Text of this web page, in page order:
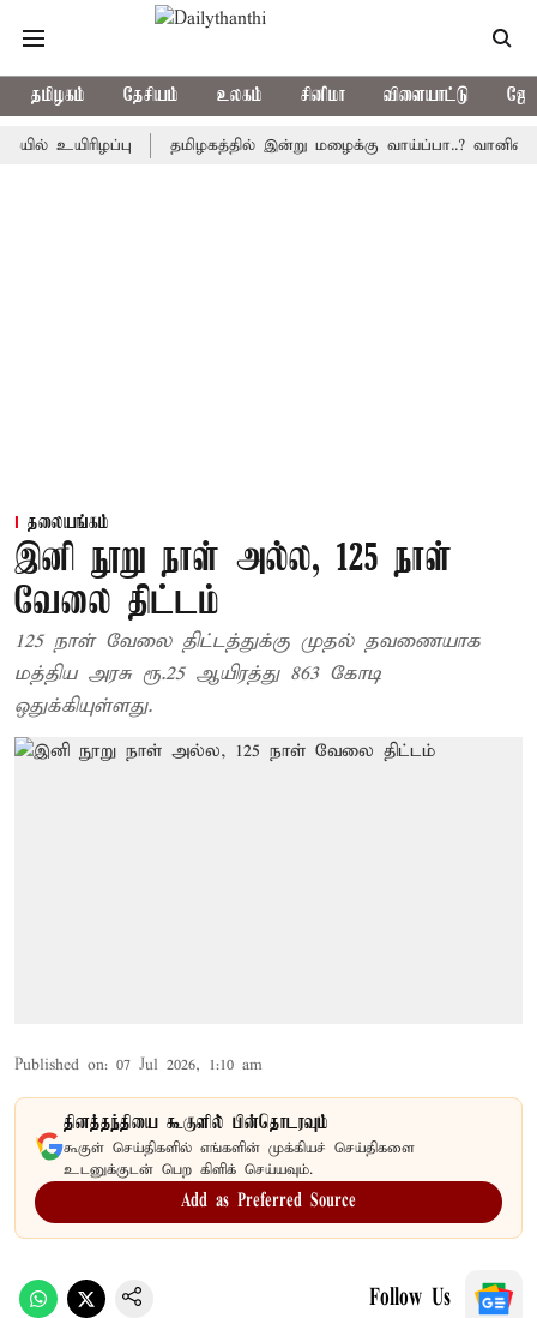
தமிழகம் தேசியம் உலகம் சினிமா விளையாட்டு
தமிழகத்தில் இன்று மழைக்கு வாய்ப்பா..? வானிலை
தலையங்கம்
இனி நூறு நாள் அல்ல, 125 நாள்
வேலை திட்டம்
125 நாள் வேலை திட்டத்துக்கு முதல் தவணையாக
மத்திய அரசு ரூ.25 ஆயிரத்து 863 கோடி
ஒதுக்கியுள்ளது.
Published on: 07 Jul 2026, 1:10 am
தினத்தந்தியை கூகுளில் பின்தொடரவும்
கூகுள் செய்திகளில் எங்களின் முக்கியச் செய்திகளை
உடனுக்குடன் பெற கிளிக் செய்யவும்.
Add as Preferred Source
Follow Us